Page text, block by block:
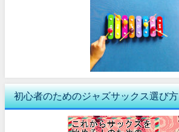
初心者のためのジャズサックス選び方